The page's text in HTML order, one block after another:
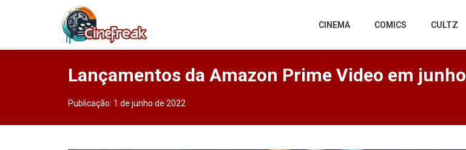
CINEMA COMICS CULTZ
Lançamentos da Amazon Prime Video em junho
Publicação: 1 de junho de 2022